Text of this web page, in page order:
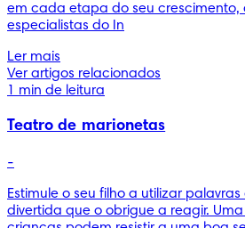
em cada etapa do seu crescimento,
especialistas do In
Ler mais
Ver artigos relacionados
1 min de leitura
Teatro de marionetas
-
Estimule o seu filho a utilizar
divertida que o obrigue a reagir.